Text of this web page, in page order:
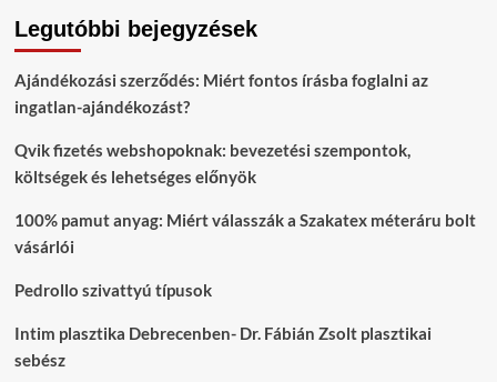
Legutóbbi bejegyzések
Ajándékozási szerződés: Miért fontos írásba foglalni az
ingatlan-ajándékozást?
Qvik fizetés webshopoknak: bevezetési szempontok,
költségek és lehetséges előnyök
100% pamut anyag: Miért válasszák a Szakatex méteráru bolt
vásárlói
Pedrollo szivattyú típusok
Intim plasztika Debrecenben- Dr. Fábián Zsolt plasztikai
sebész